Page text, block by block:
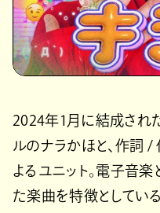
2024年1月に結成され
ルのナラかほと、作詞
よるユニット。電子音
た楽曲を特徴としてい